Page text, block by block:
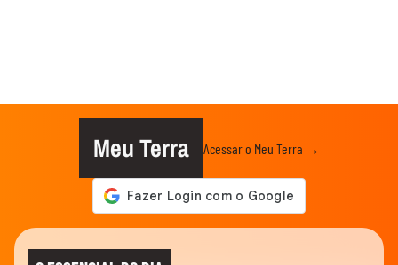
Meu Terra Acessar o Meu Terra →